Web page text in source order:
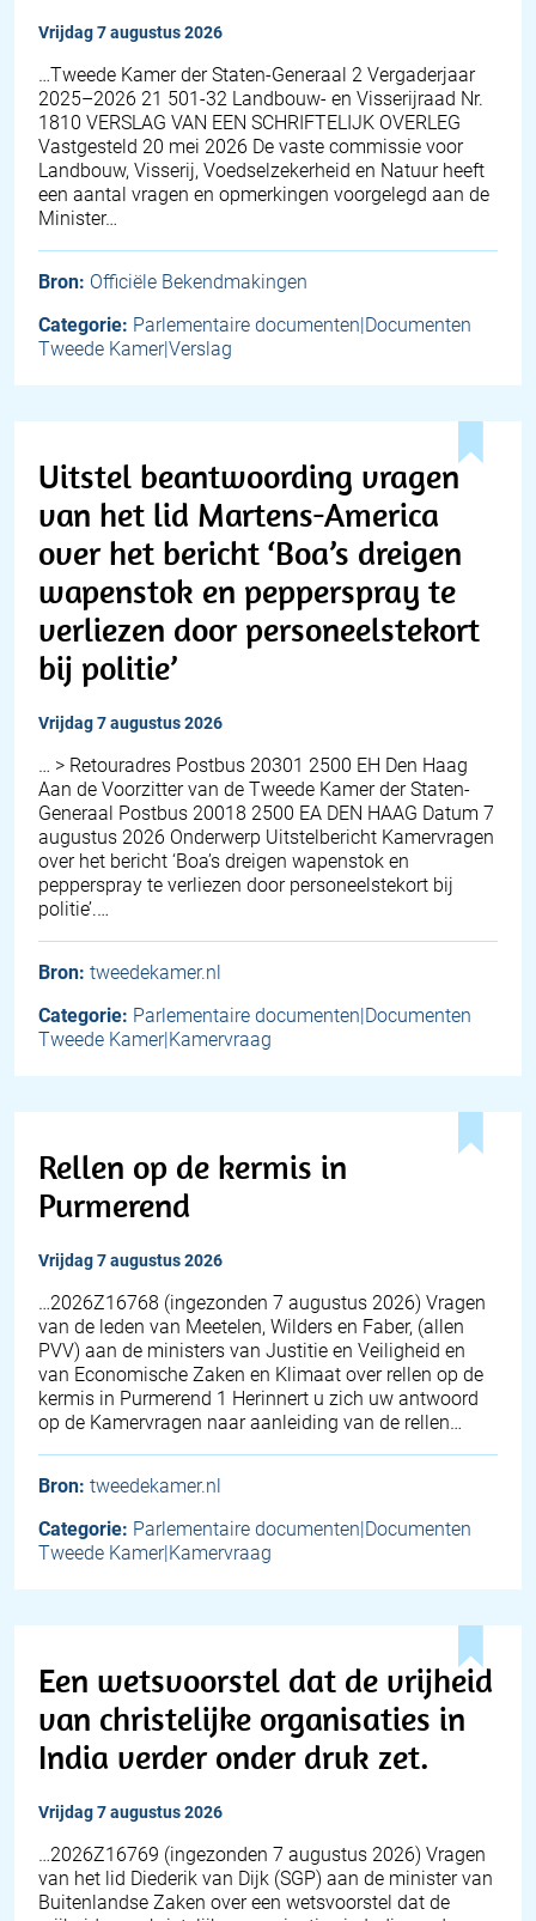
vrijdag 7 augustus 2026
…Tweede Kamer der Staten-Generaal 2 Vergaderjaar
2025–2026 21 501-32 Landbouw- en Visserijraad Nr.
1810 VERSLAG VAN EEN SCHRIFTELIJK OVERLEG
Vastgesteld 20 mei 2026 De vaste commissie voor
Landbouw, Visserij, Voedselzekerheid en Natuur heeft
een aantal vragen en opmerkingen voorgelegd aan de
Minister…
Bron: Officiële Bekendmakingen
Categorie: Parlementaire documenten|Documenten
Tweede Kamer|Verslag
Uitstel beantwoording vragen
van het lid Martens-America
over het bericht ‘Boa’s dreigen
wapenstok en pepperspray te
verliezen door personeelstekort
bij politie’
vrijdag 7 augustus 2026
… > Retouradres Postbus 20301 2500 EH Den Haag
Aan de Voorzitter van de Tweede Kamer der Staten-
Generaal Postbus 20018 2500 EA DEN HAAG Datum 7
augustus 2026 Onderwerp Uitstelbericht Kamervragen
over het bericht ‘Boa’s dreigen wapenstok en
pepperspray te verliezen door personeelstekort bij
politie’.…
Bron: tweedekamer.nl
Categorie: Parlementaire documenten|Documenten
Tweede Kamer|Kamervraag
Rellen op de kermis in
Purmerend
vrijdag 7 augustus 2026
… 2026Z16768 (ingezonden 7 augustus 2026) Vragen
van de leden van Meetelen, Wilders en Faber, (allen
PVV) aan de ministers van Justitie en Veiligheid en
van Economische Zaken en Klimaat over rellen op de
kermis in Purmerend 1 Herinnert u zich uw antwoord
op de Kamervragen naar aanleiding van de rellen…
Bron: tweedekamer.nl
Categorie: Parlementaire documenten|Documenten
Tweede Kamer|Kamervraag
Een wetsvoorstel dat de vrijheid
van christelijke organisaties in
India verder onder druk zet.
vrijdag 7 augustus 2026
… 2026Z16769 (ingezonden 7 augustus 2026) Vragen
van het lid Diederik van Dijk (SGP) aan de minister van
Buitenlandse Zaken over een wetsvoorstel dat de